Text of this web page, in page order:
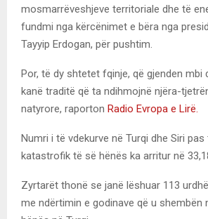
mosmarrëveshjeve territoriale dhe të
fundmi nga kërcënimet e bëra nga
Tayyip Erdogan, për pushtim.
Por, të dy shtetet fqinje, që gjenden mbi
kanë traditë që ta ndihmojnë njëra-
natyrore, raporton Radio Evropa e Lirë.
Numri i të vdekurve në Turqi dhe Siri
katastrofik të së hënës ka arritur në
Zyrtarët thonë se janë lëshuar 113
me ndërtimin e godinave që u shembën